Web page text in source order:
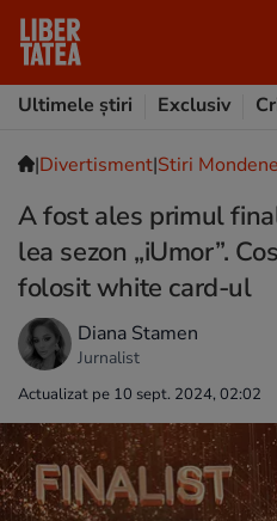
Ultimele știri
Exclusiv
|Divertisment|Stiri Mondene
A fost ales primul
lea sezon „iUmor”.
folosit white card-ul
Diana Stamen
Jurnalist
Actualizat pe 10 sept. 2024, 02:02